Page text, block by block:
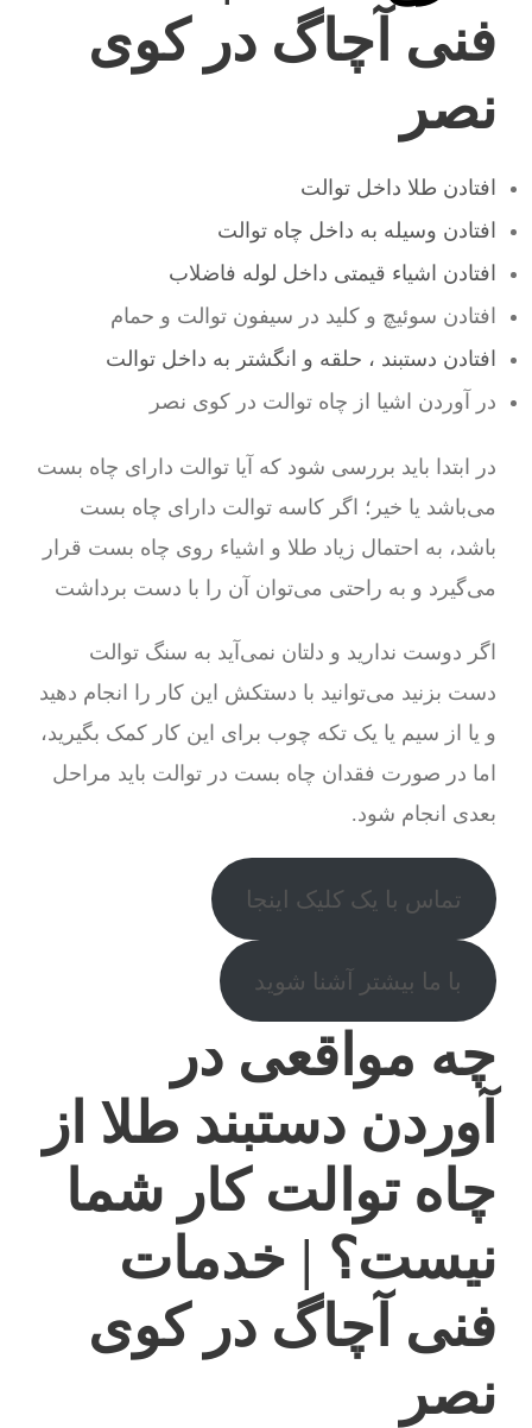
فنی آچاگ در کوی
نصر
افتادن طلا داخل توالت
افتادن وسیله به داخل چاه توالت
افتادن اشیاء قیمتی داخل لوله فاضلاب
افتادن سوئیچ و کلید در سیفون توالت و حمام
افتادن دستبند ، حلقه و انگشتر به داخل توالت
در آوردن اشیا از چاه توالت در کوی نصر
در ابتدا باید بررسی شود که آیا توالت دارای چاه بست
می‌باشد یا خیر؛ اگر کاسه توالت دارای چاه بست
باشد، به احتمال زیاد طلا و اشیاء روی چاه بست قرار
می‌گیرد و به راحتی می‌توان آن را با دست برداشت
اگر دوست ندارید و دلتان نمی‌آید به سنگ توالت
دست بزنید می‌توانید با دستکش این کار را انجام دهید
و یا از سیم یا یک تکه چوب برای این کار کمک بگیرید،
اما در صورت فقدان چاه بست در توالت باید مراحل
بعدی انجام شود.
تماس با یک کلیک اینجا
با ما بیشتر آشنا شوید
چه مواقعی در
آوردن دستبند طلا از
چاه توالت کار شما
نیست؟ | خدمات
فنی آچاگ در کوی
نصر